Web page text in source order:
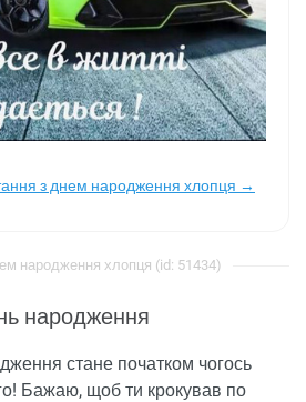
з днем ​​народження хлопця →
​​народження хлопця (id: 51434)
народження
стане початком чогось
Бажаю, щоб ти крокував по